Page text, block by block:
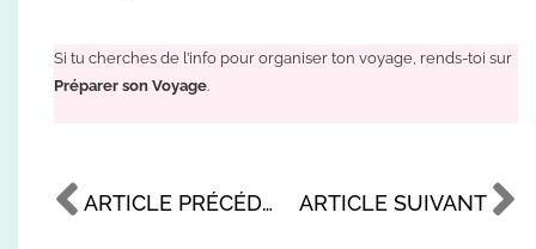
Si tu cherches de l’info pour organiser ton voyage, rends-toi sur
Préparer son Voyage.
ARTICLE PRÉCÉDENT ARTICLE SUIVANT